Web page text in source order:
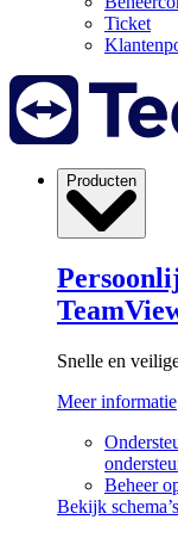
Ticket
Producten
Snelle en
Meer informatie
Beheer
Bekijk